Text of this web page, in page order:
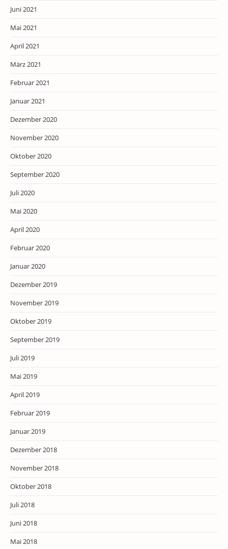
Juni 2021
Mai 2021
April 2021
März 2021
Februar 2021
Januar 2021
Dezember 2020
November 2020
Oktober 2020
September 2020
Juli 2020
Mai 2020
April 2020
Februar 2020
Januar 2020
Dezember 2019
November 2019
Oktober 2019
September 2019
Juli 2019
Mai 2019
April 2019
Februar 2019
Januar 2019
Dezember 2018
November 2018
Oktober 2018
Juli 2018
Juni 2018
Mai 2018